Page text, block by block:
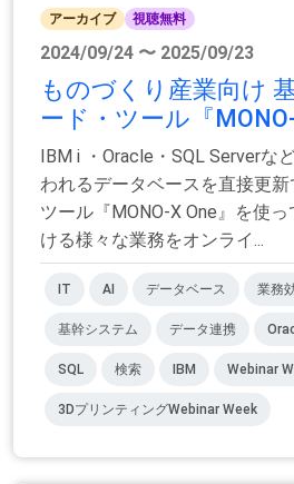
アーカイブ 視聴無料
2024/09/24 〜 2025/09/23
ものづくり産業向け
ード・ツール『MONO-
IBM i ・Oracle・SQL Serverな
われるデータベースを直接更
ツール『MONO-X One』を使
ける様々な業務をオンライ...
IT AI データベース 業務
基幹システム データ連携
SQL 検索 IBM Webinar
3DプリンティングWebinar Week